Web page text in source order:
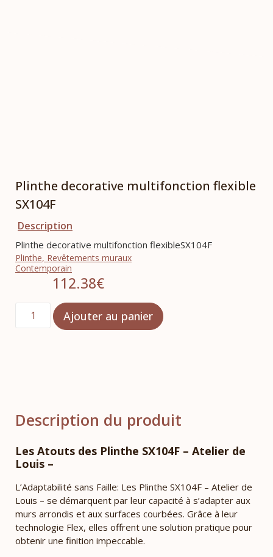
Plinthe decorative multifonction flexible
SX104F
Description
Plinthe decorative multifonction flexibleSX104F
Plinthe, Revêtements muraux
Contemporain
112.38€
Ajouter au panier
Description du produit
Les Atouts des Plinthe SX104F – Atelier de
Louis –
L’Adaptabilité sans Faille: Les Plinthe SX104F – Atelier de
Louis – se démarquent par leur capacité à s’adapter aux
murs arrondis et aux surfaces courbées. Grâce à leur
technologie Flex, elles offrent une solution pratique pour
obtenir une finition impeccable.